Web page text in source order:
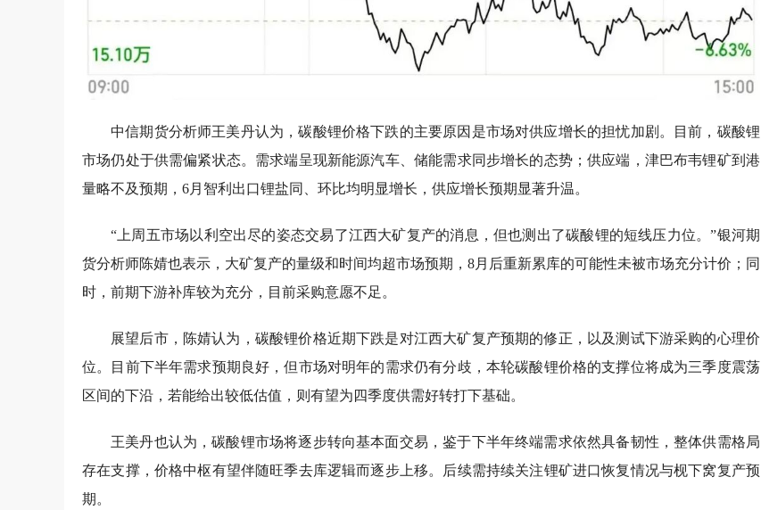
中信期货分析师王美丹认为，碳酸锂价格下跌的主要原因是市场对供应增长的担忧加剧。目前，碳酸锂
市场仍处于供需偏紧状态。需求端呈现新能源汽车、储能需求同步增长的态势；供应端，津巴布韦锂矿到港
量略不及预期，6月智利出口锂盐同、环比均明显增长，供应增长预期显著升温。
“上周五市场以利空出尽的姿态交易了江西大矿复产的消息，但也测出了碳酸锂的短线压力位。”银河期
货分析师陈婧也表示，大矿复产的量级和时间均超市场预期，8月后重新累库的可能性未被市场充分计价；同
时，前期下游补库较为充分，目前采购意愿不足。
展望后市，陈婧认为，碳酸锂价格近期下跌是对江西大矿复产预期的修正，以及测试下游采购的心理价
位。目前下半年需求预期良好，但市场对明年的需求仍有分歧，本轮碳酸锂价格的支撑位将成为三季度震荡
区间的下沿，若能给出较低估值，则有望为四季度供需好转打下基础。
王美丹也认为，碳酸锂市场将逐步转向基本面交易，鉴于下半年终端需求依然具备韧性，整体供需格局
存在支撑，价格中枢有望伴随旺季去库逻辑而逐步上移。后续需持续关注锂矿进口恢复情况与枧下窝复产预
期。